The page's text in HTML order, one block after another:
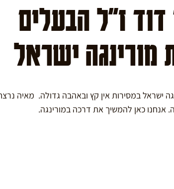
ז"ל הבעלים
מורינגה ישראל
ישראל במסירות אין קץ ובאהבה גדולה. מאיה